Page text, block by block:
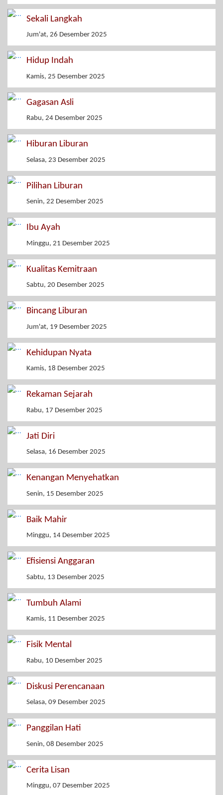
Sekali Langkah
Jum'at, 26 Desember 2025
Hidup Indah
Kamis, 25 Desember 2025
Gagasan Asli
Rabu, 24 Desember 2025
Hiburan Liburan
Selasa, 23 Desember 2025
Pilihan Liburan
Senin, 22 Desember 2025
Ibu Ayah
Minggu, 21 Desember 2025
Kualitas Kemitraan
Sabtu, 20 Desember 2025
Bincang Liburan
Jum'at, 19 Desember 2025
Kehidupan Nyata
Kamis, 18 Desember 2025
Rekaman Sejarah
Rabu, 17 Desember 2025
Jati Diri
Selasa, 16 Desember 2025
Kenangan Menyehatkan
Senin, 15 Desember 2025
Baik Mahir
Minggu, 14 Desember 2025
Efisiensi Anggaran
Sabtu, 13 Desember 2025
Tumbuh Alami
Kamis, 11 Desember 2025
Fisik Mental
Rabu, 10 Desember 2025
Diskusi Perencanaan
Selasa, 09 Desember 2025
Panggilan Hati
Senin, 08 Desember 2025
Cerita Lisan
Minggu, 07 Desember 2025